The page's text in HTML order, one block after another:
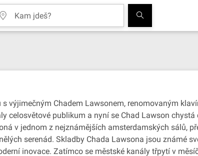
výjimečným Chadem Lawsonem, renomovaným
celosvětové publikum a nyní se Chad Lawson
v jednom z nejznámějších amsterdamských sálů,
serenád. Skladby Chada Lawsona jsou známé
inovace. Zatímco se městské kanály třpytí v